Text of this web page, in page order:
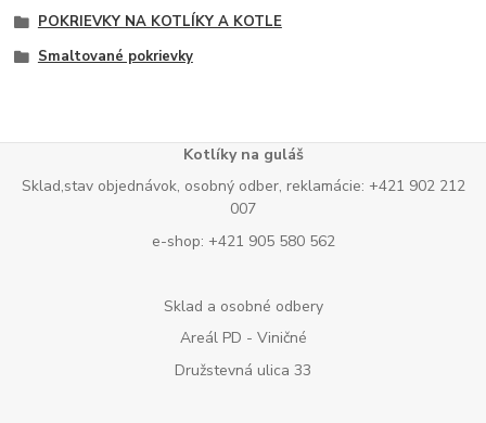
POKRIEVKY NA KOTLÍKY A KOTLE
Smaltované pokrievky
Kotlíky na guláš
Sklad,stav objednávok, osobný odber, reklamácie: +421 902 212
007
e-shop: +421 905 580 562
Sklad a osobné odbery
Areál PD - Viničné
Družstevná ulica 33